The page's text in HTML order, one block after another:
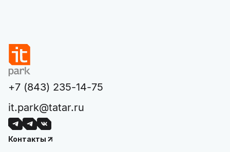
+7 (843) 235-14-75
it.park@tatar.ru
Контакты